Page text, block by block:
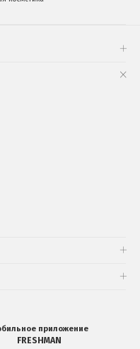
приложение
FRESHMAN